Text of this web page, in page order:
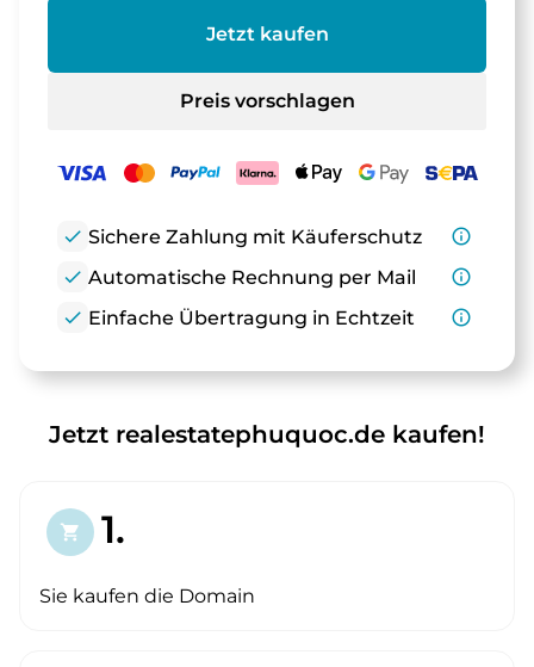
Jetzt kaufen
Preis vorschlagen
check Sichere Zahlung mit Käuferschutz
info_outline
check Automatische Rechnung per Mail
info_outline
check Einfache Übertragung in Echtzeit info_outline
Jetzt realestatephuquoc.de kaufen!
shopping_cart 1.
Sie kaufen die Domain